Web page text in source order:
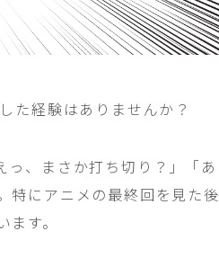
た経験はありませんか？
、まさか打ち切り？」「あ
特にアニメの最終回を見た後
す。